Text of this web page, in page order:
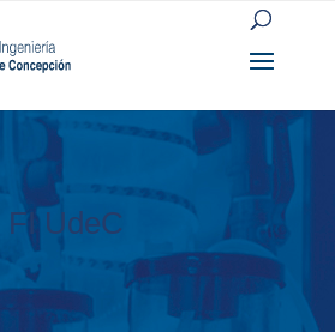
FI UdeC